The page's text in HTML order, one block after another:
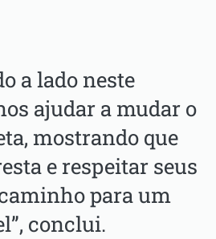
a lado neste
ajudar a mudar o
mostrando que
e respeitar seus
para um
conclui.